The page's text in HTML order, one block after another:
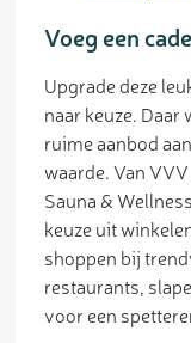
Voeg een
Upgrade deze
naar keuze.
ruime aanbod
waarde. Van
Sauna &
keuze uit
shoppen bij
restaurants,
voor een